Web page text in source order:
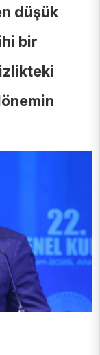
düşük
bir